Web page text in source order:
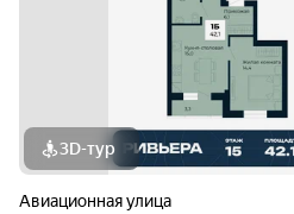
3D-тур
Авиационная улица